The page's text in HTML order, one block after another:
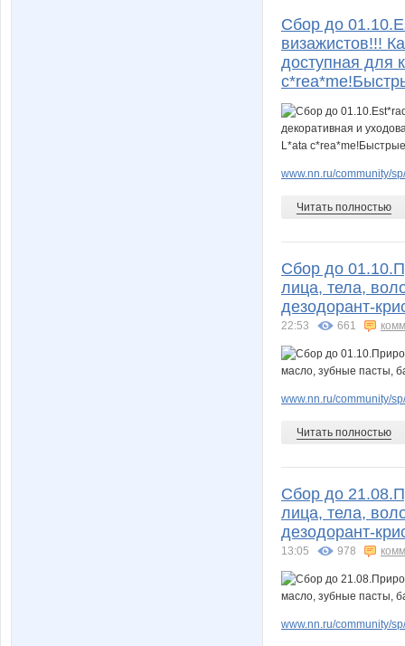
Сбор до
визажистов!!!
доступная для
www.nn.ru/community/
Читать полностью
Сбор до
лица, тела,
дезодорант-
22:53 661
www.nn.ru/community/
Читать полностью
Сбор до
лица, тела,
дезодорант-
13:05 978
www.nn.ru/community/